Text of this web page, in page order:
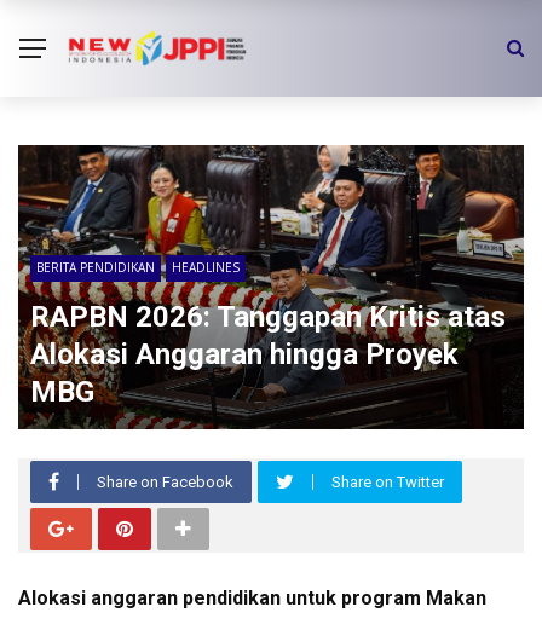
BERITA PENDIDIKAN HEADLINES
RAPBN 2026: Tanggapan Kritis atas
Alokasi Anggaran hingga Proyek
MBG
Share on Facebook Share on Twitter
Alokasi anggaran pendidikan untuk program Makan